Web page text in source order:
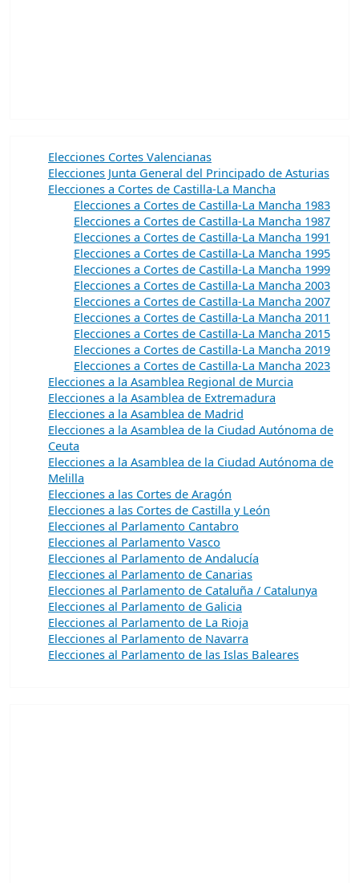
Elecciones Cortes Valencianas
Elecciones Junta General del Principado de Asturias
Elecciones a Cortes de Castilla-La Mancha
Elecciones a Cortes de Castilla-La Mancha 1983
Elecciones a Cortes de Castilla-La Mancha 1987
Elecciones a Cortes de Castilla-La Mancha 1991
Elecciones a Cortes de Castilla-La Mancha 1995
Elecciones a Cortes de Castilla-La Mancha 1999
Elecciones a Cortes de Castilla-La Mancha 2003
Elecciones a Cortes de Castilla-La Mancha 2007
Elecciones a Cortes de Castilla-La Mancha 2011
Elecciones a Cortes de Castilla-La Mancha 2015
Elecciones a Cortes de Castilla-La Mancha 2019
Elecciones a Cortes de Castilla-La Mancha 2023
Elecciones a la Asamblea Regional de Murcia
Elecciones a la Asamblea de Extremadura
Elecciones a la Asamblea de Madrid
Elecciones a la Asamblea de la Ciudad Autónoma de
Ceuta
Elecciones a la Asamblea de la Ciudad Autónoma de
Melilla
Elecciones a las Cortes de Aragón
Elecciones a las Cortes de Castilla y León
Elecciones al Parlamento Cantabro
Elecciones al Parlamento Vasco
Elecciones al Parlamento de Andalucía
Elecciones al Parlamento de Canarias
Elecciones al Parlamento de Cataluña / Catalunya
Elecciones al Parlamento de Galicia
Elecciones al Parlamento de La Rioja
Elecciones al Parlamento de Navarra
Elecciones al Parlamento de las Islas Baleares